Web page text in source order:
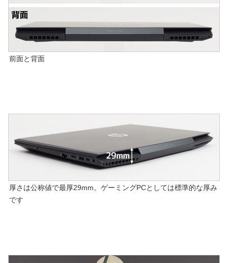
前面と背面
厚さは公称値で最厚29mm。ゲーミングPCとしては標準的な厚み
です